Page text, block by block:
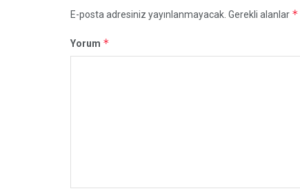
E-posta adresiniz yayınlanmayacak. Gerekli alanlar *
Yorum *